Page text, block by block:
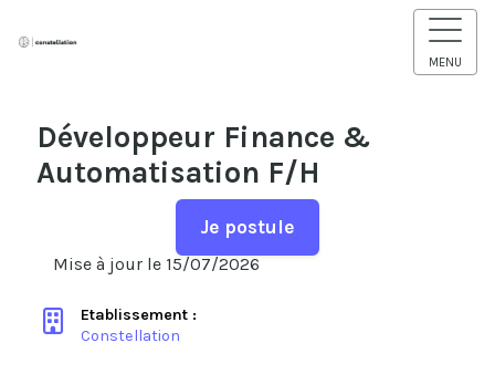
MENU
Développeur Finance &
Automatisation F/H
Je postule
Mise à jour le 15/07/2026
Etablissement :
Constellation